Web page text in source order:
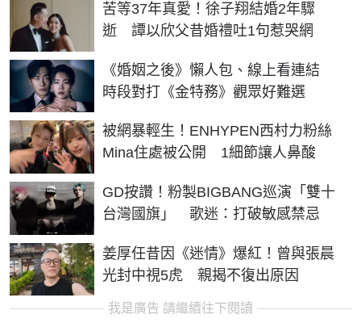
苦等37年真愛！徐子翔結婚2年驟
逝 譚以欣父昔婚禮吐1句惹哭網
《婚姻之後》懶人包、線上看連結
時段對打《金特務》觀眾好難選
被網暴輕生！ENHYPEN西村力粉絲
Mina住處被公開 1細節讓人鼻酸
GD按讚！粉製BIGBANG巡演「雙十
台灣國旗」 歌迷：打破敏感禁忌
姜厚任昔因《迷情》爆紅！曾與張晨
光封中視5虎 親揭不復出原因
我是廣告 請繼續往下閱讀